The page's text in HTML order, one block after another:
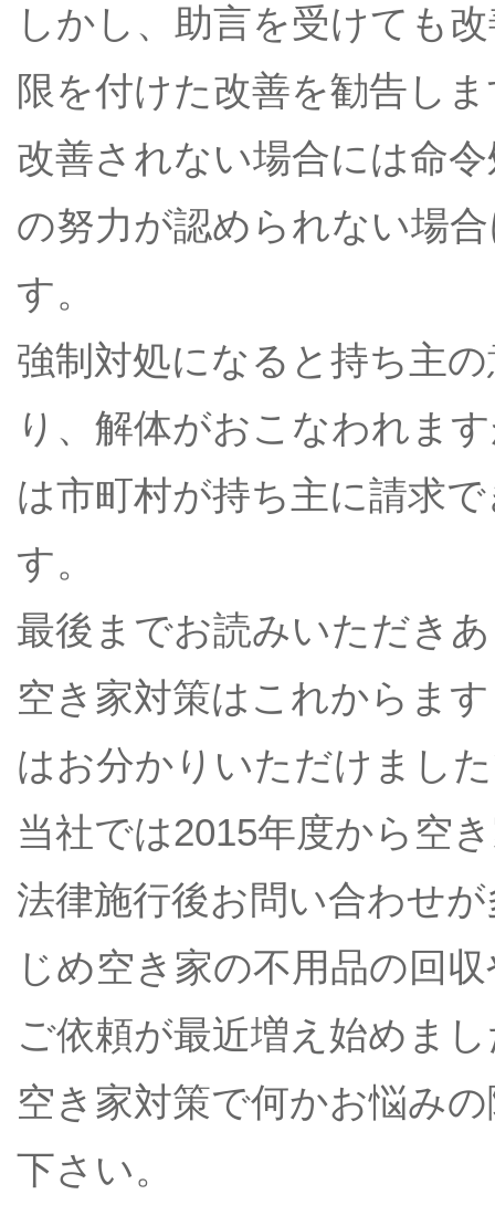
しかし、助言を受けても
限を付けた改善を勧告し
改善されない場合には命
の努力が認められない場
す。
強制対処になると持ち主
り、解体がおこなわれま
は市町村が持ち主に請求
す。
最後までお読みいただき
空き家対策はこれからま
はお分かりいただけまし
当社では2015年度から空
法律施行後お問い合わせ
じめ空き家の不用品の回
ご依頼が最近増え始めま
空き家対策で何かお悩み
下さい。